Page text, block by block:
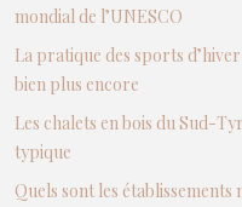
mondial de l’UNESCO
La pratique des sports
bien plus encore
Les chalets en bois du Sud-
typique
Quels sont les